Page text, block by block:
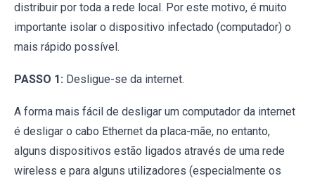
distribuir por toda a rede local. Por este motivo, é muito
importante isolar o dispositivo infectado (computador) o
mais rápido possível.
PASSO 1: Desligue-se da internet.
A forma mais fácil de desligar um computador da internet
é desligar o cabo Ethernet da placa-mãe, no entanto,
alguns dispositivos estão ligados através de uma rede
wireless e para alguns utilizadores (especialmente os